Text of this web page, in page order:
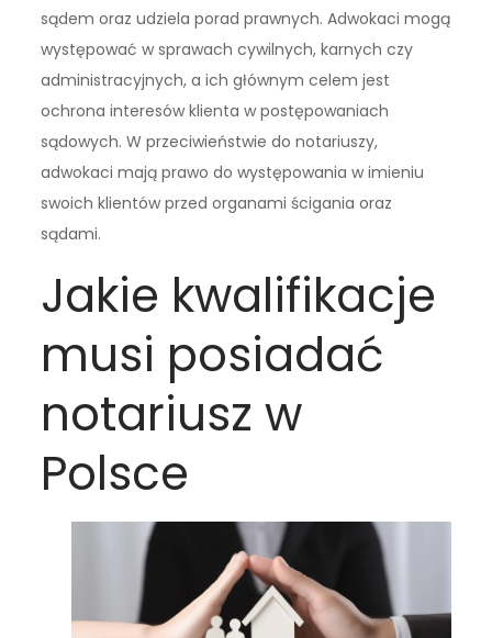
sądem oraz udziela porad prawnych. Adwokaci mogą
występować w sprawach cywilnych, karnych czy
administracyjnych, a ich głównym celem jest
ochrona interesów klienta w postępowaniach
sądowych. W przeciwieństwie do notariuszy,
adwokaci mają prawo do występowania w imieniu
swoich klientów przed organami ścigania oraz
sądami.
Jakie kwalifikacje
musi posiadać
notariusz w
Polsce